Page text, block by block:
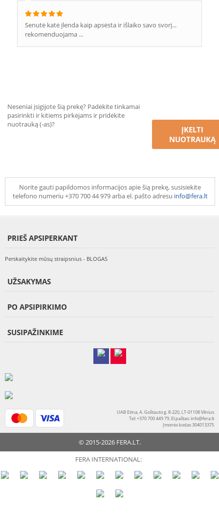
Senutė katė įlenda kaip apsėsta ir išlaiko savo svorį...
rekomenduojama ...
Neseniai įsigijote šią prekę? Padėkite tinkamai
pasirinkti ir kitiems pirkėjams ir pridėkite
nuotrauką (-as)?
ĮKELTI
NUOTRAUKĄ
Norite gauti papildomos informacijos apie šią prekę, susisiekite
telefono numeriu +370 700 44 979 arba el. pašto adresu info@fera.lt
PRIEŠ APSIPERKANT
Perskaitykite mūsų straipsnius - BLOGAS
UŽSAKYMAS
PO APSIPIRKIMO
SUSIPAŽINKIME
UAB Etina, A. Goštauto g. 8-220, LT-01108 Vilnius
Tel: +370 700 449 79, El.paštas:info@fera.lt
Įmonės kodas 304013375
© 2015-2026 FERA.LT.
FERA INTERNATIONAL: